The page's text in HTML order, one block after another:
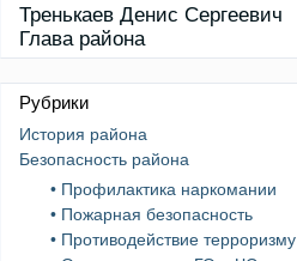
Тренькаев Денис Сергеевич
Глава района
Рубрики
История района
Безопасность района
• Профилактика наркомании
• Пожарная безопасность
• Противодействие терроризму